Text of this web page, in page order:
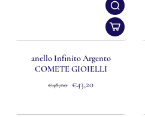
anello Infinito Argento
COMETE GIOIELLI
€48,00 €43,20